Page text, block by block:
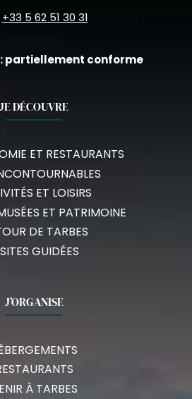
+33 5 62 51 30 31
partiellement conforme
JE DÉCOUVRE
ET RESTAURANTS
ET LOISIRS
ET PATRIMOINE
DE TARBES
GUIDÉES
J’ORGANISE
À TARBES